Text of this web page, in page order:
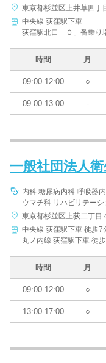
東京都杉並区上井草四丁
中央線 荻窪駅下車
荻窪駅北口「０」番乗り
時間 月
09:00-12:00 ○
09:00-13:00 -
一般社団法人
内科 糖尿病内科 呼吸器
ウマチ科 リハビリテーシ
東京都杉並区上荻二丁目
中央線 荻窪駅下車 徒歩7
丸ノ内線 荻窪駅下車 徒
時間 月
09:00-12:00 ○
13:00-17:00 ○